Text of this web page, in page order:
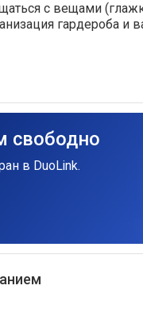
с вещами
гардероба и
свободно
в DuoLink.